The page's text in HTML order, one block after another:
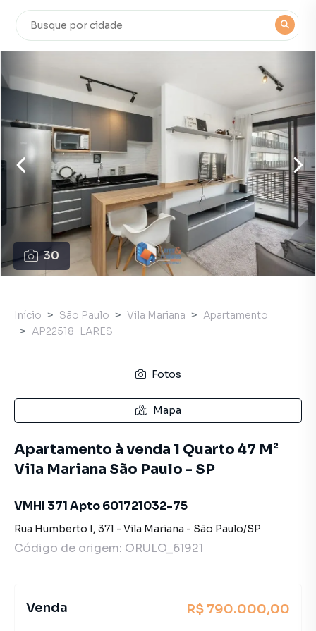
30
Início São Paulo Vila Mariana
Apartamento
AP22518_LARES
Fotos
Mapa
Apartamento à venda 1 Quarto 47 M²
Vila Mariana São Paulo - SP
VMHI 371 Apto 601721032-75
Rua Humberto I, 371 - Vila Mariana - São Paulo/SP
Código de origem: ORULO_61921
Venda R$ 790.000,00